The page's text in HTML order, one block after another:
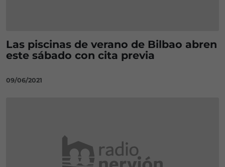
Las piscinas de verano de Bilbao abren
este sábado con cita previa
09/06/2021